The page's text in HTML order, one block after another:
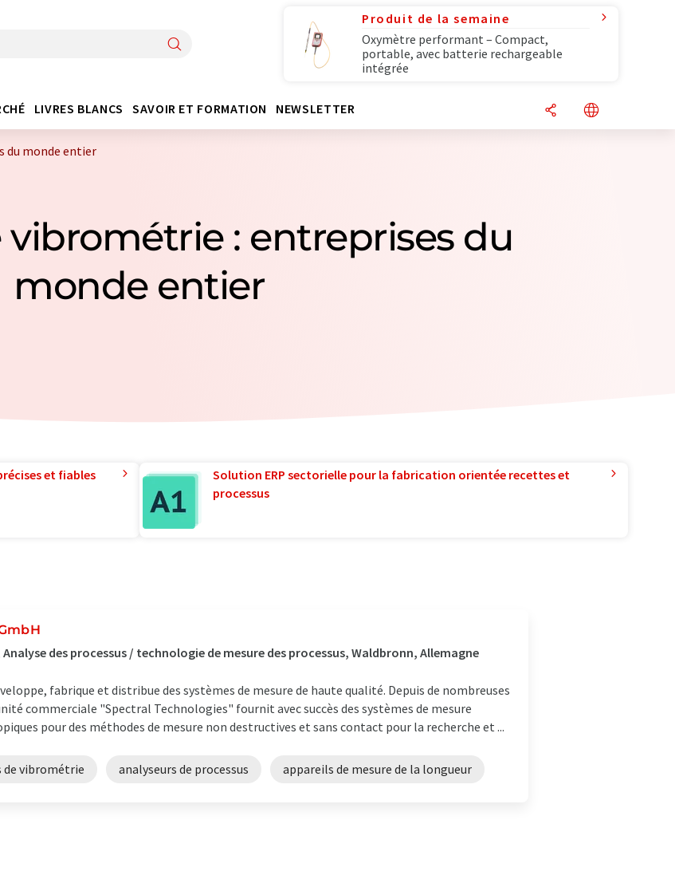
Produit de la semaine
Oxymètre performant – Compact,
portable, avec batterie rechargeable
intégrée
LIVRES BLANCS SAVOIR ET FORMATION NEWSLETTER
du monde entier
vibrométrie : entreprises du
monde entier
et fiables
Solution ERP sectorielle pour la fabrication orientée recettes et
processus
des processus / technologie de mesure des processus, Waldbronn, Allemagne
fabrique et distribue des systèmes de mesure de haute qualité. Depuis de nombreuses
commerciale "Spectral Technologies" fournit avec succès des systèmes de mesure
pour des méthodes de mesure non destructives et sans contact pour la recherche et ...
de vibrométrie analyseurs de processus appareils de mesure de la longueur